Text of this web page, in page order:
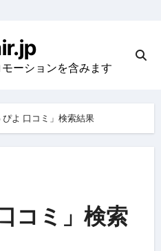
ーションを含みます
ぴよ 口コミ」検索結果
コミ」検索